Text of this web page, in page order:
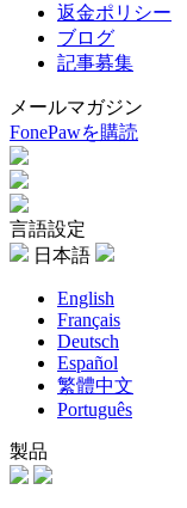
返金ポリシー
ブログ
記事募集
メールマガジン
FonePawを購読
言語設定
日本語
English
Français
Deutsch
Español
繁體中文
Português
製品